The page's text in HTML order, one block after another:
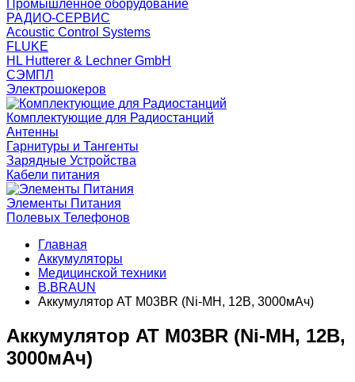
Промышленное оборудование
РАДИО-СЕРВИС
Acoustic Control Systems
FLUKE
HL Hutterer & Lechner GmbH
СЭМПЛ
Электрошокеров
Комплектующие для Радиостанций
Антенны
Гарнитуры и Тангенты
Зарядные Устройства
Кабели питания
Элементы Питания
Полевых Телефонов
Главная
Аккумуляторы
Медицинской техники
B.BRAUN
Аккумулятор AT M03BR (Ni-MH, 12В, 3000мАч)
Аккумулятор AT M03BR (Ni-MH, 12В,
3000мАч)